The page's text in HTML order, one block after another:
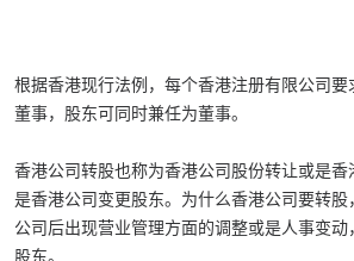
根据香港现行法例，每个香港注册有限公司
董事，股东可同时兼任为董事。
香港公司转股也称为香港公司股份转让或是
是香港公司变更股东。为什么香港公司要转
公司后出现营业管理方面的调整或是人事变
股东。